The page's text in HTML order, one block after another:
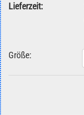
Lieferzeit:
Größe: